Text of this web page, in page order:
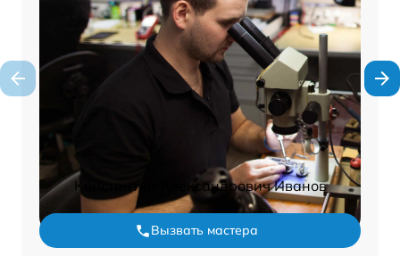
Константин Александрович Иванов
Вызвать мастера